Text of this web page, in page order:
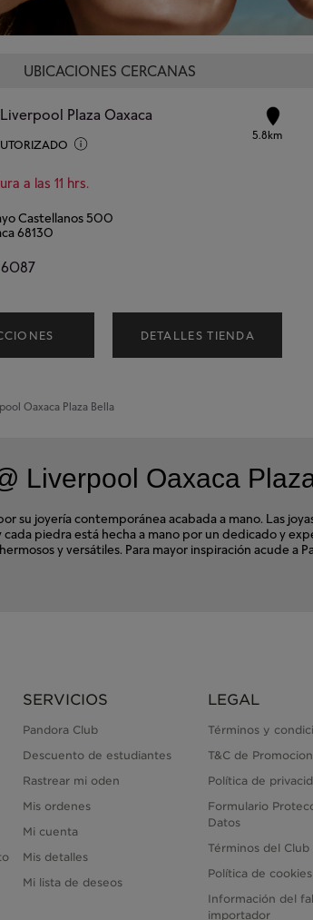
UBICACIONES CERCANAS
Plaza Oaxaca
a las 11 hrs.
5.8km
Castellanos 500
68130
DETALLES TIENDA
Oaxaca Plaza Bella
Liverpool Oaxaca
su joyería contemporánea acabada a mano. Las
piedra está hecha a mano por un dedicado y
y versátiles. Para mayor inspiración acude a
SERVICIOS
Pandora Club
Descuento de estudiantes
Rastrear mi oden
Mis ordenes
Mi cuenta
Mis detalles
Mi lista de deseos
LEGAL
Términos y
T&C de
Política de
Formulario
Datos
Términos del Club
Política de cookies
Información del
importador